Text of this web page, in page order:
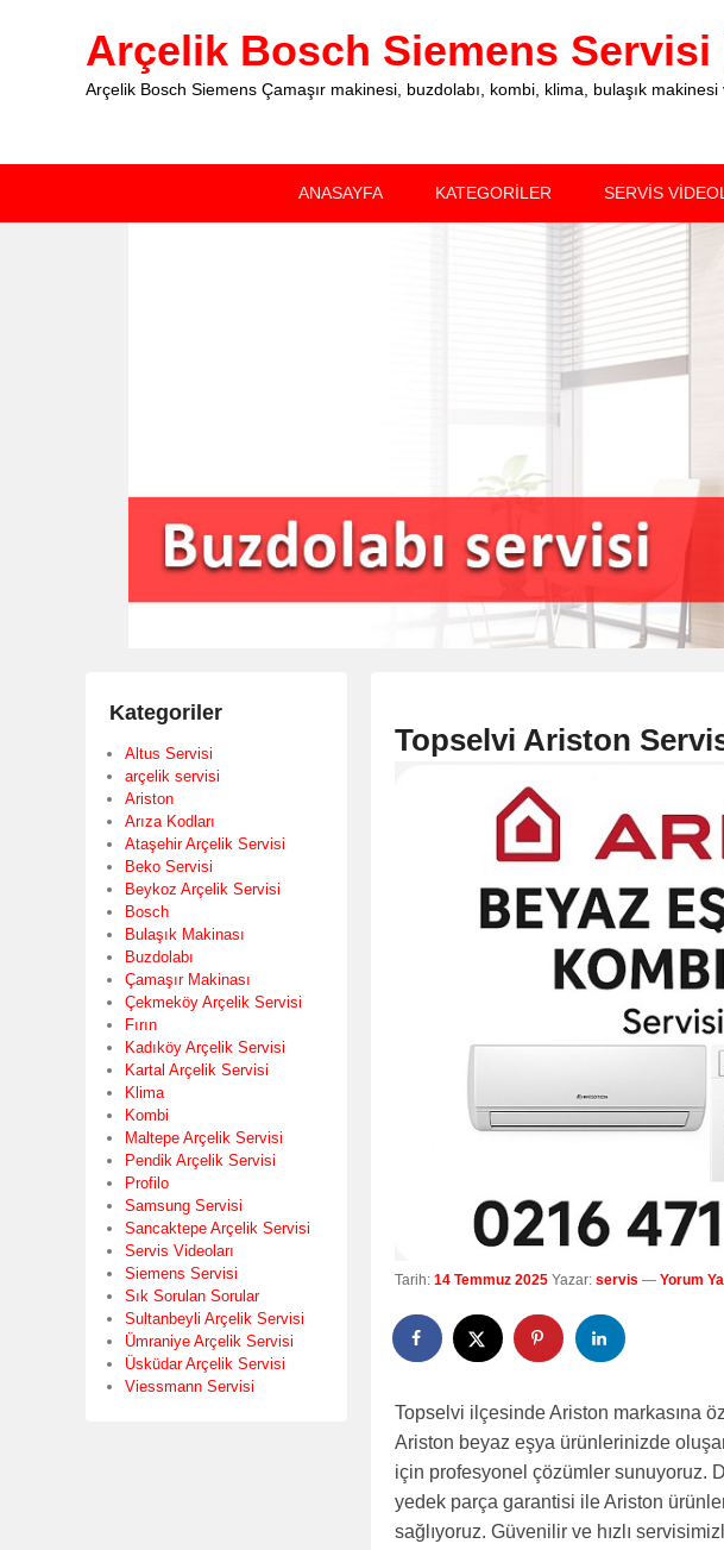
Arçelik Bosch Siemens
Arçelik Bosch Siemens Çamaşır makinesi, buzdolabı, kombi, klima, bulaşık
ANASAYFA KATEGORİLER SERVİS
Topselvi Ariston
Tarih: 14 Temmuz 2025 Yazar: servis — Yorum
Topselvi ilçesinde Ariston markasına
Ariston beyaz eşya ürünlerinizde
için profesyonel çözümler sunuyoruz.
yedek parça garantisi ile Ariston
sağlıyoruz. Güvenilir ve hızlı
Kategoriler
Altus Servisi
arçelik servisi
Ariston
Arıza Kodları
Ataşehir Arçelik Servisi
Beko Servisi
Beykoz Arçelik Servisi
Bosch
Bulaşık Makinası
Buzdolabı
Çamaşır Makinası
Çekmeköy Arçelik Servisi
Fırın
Kadıköy Arçelik Servisi
Kartal Arçelik Servisi
Klima
Kombi
Maltepe Arçelik Servisi
Pendik Arçelik Servisi
Profilo
Samsung Servisi
Sancaktepe Arçelik Servisi
Servis Videoları
Siemens Servisi
Sık Sorulan Sorular
Sultanbeyli Arçelik Servisi
Ümraniye Arçelik Servisi
Üsküdar Arçelik Servisi
Viessmann Servisi